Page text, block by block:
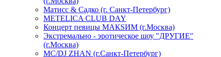
Матисс & Садко (г. Санкт-Петербург)
METELICA CLUB DAY
Концерт певицы МАКSИМ (г.Москва)
Экстремально - эротическое шоу "ДРУГИЕ"
(г.Москва)
МС/DJ ZHAN (г.Санкт-Петербург)